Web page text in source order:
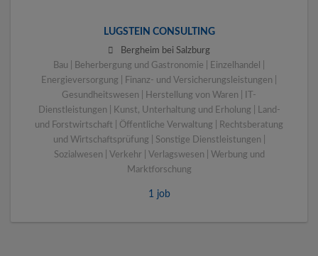
LUGSTEIN CONSULTING
Bergheim bei Salzburg
Bau | Beherbergung und Gastronomie | Einzelhandel |
Energieversorgung | Finanz- und Versicherungsleistungen |
Gesundheitswesen | Herstellung von Waren | IT-
Dienstleistungen | Kunst, Unterhaltung und Erholung | Land-
und Forstwirtschaft | Öffentliche Verwaltung | Rechtsberatung
und Wirtschaftsprüfung | Sonstige Dienstleistungen |
Sozialwesen | Verkehr | Verlagswesen | Werbung und
Marktforschung
1 job